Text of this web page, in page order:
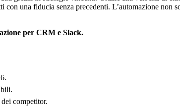
una fiducia senza precedenti. L’automazione non
per CRM e Slack.
competitor.